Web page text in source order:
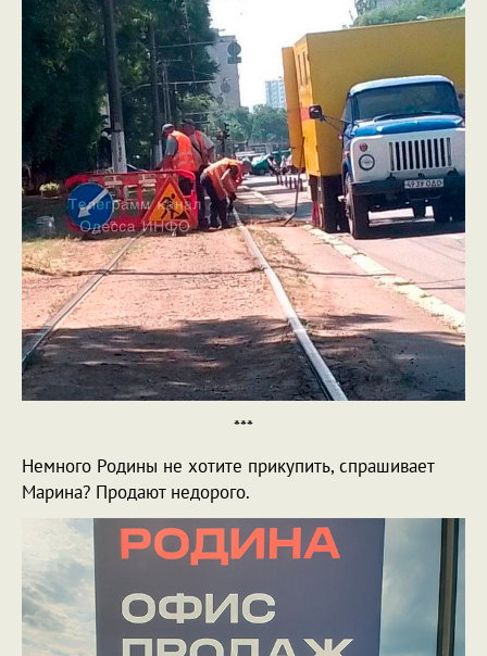
***
Немного Родины не хотите прикупить, спрашивает
Марина? Продают недорого.